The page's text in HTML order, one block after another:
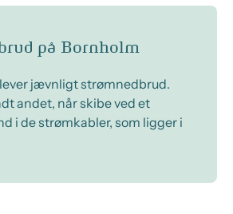
på Bornholm
jævnligt strømnedbrud.
andet, når skibe ved et
i de strømkabler, som ligger i